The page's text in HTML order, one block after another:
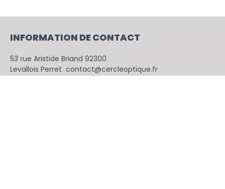
INFORMATION DE CONTACT
53 rue Aristide Briand 92300
Levallois Perret contact@cercleoptique.fr